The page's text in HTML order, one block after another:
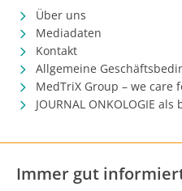
Über uns
Mediadaten
Kontakt
Allgemeine
MedTriX Group – we care
JOURNAL ONKOLOGIE
Immer gut